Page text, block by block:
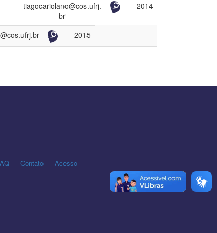
tiagocariolano@cos.ufrj.
br
2014
2015
Contato Acesso